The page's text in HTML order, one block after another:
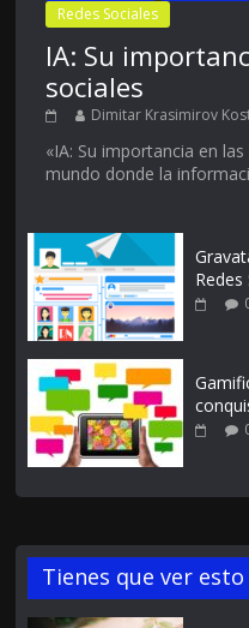
Redes Sociales
IA: Su
sociales
Dimitar Krasimirov
«IA: Su importancia en
mundo donde la
Redes
Tienes que ver esto